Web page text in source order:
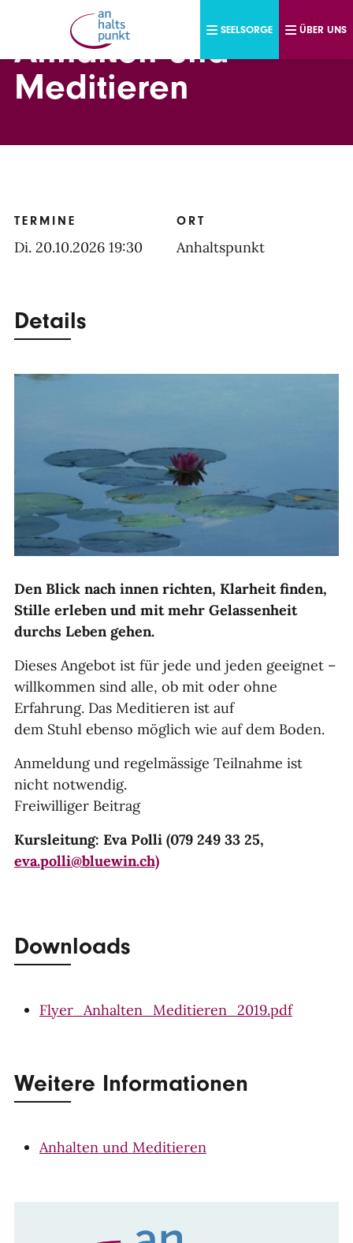
Direkt zum Inhalt
SEELSORGE ÜBER UNS
Anhalten und
Meditieren
TERMINE
Di. 20.10.2026 19:30
ORT
Anhaltspunkt
Details
Den Blick nach innen richten, Klarheit finden,
Stille erleben und mit mehr Gelassenheit
durchs Leben gehen.
Dieses Angebot ist für jede und jeden geeignet –
willkommen sind alle, ob mit oder ohne
Erfahrung. Das Meditieren ist auf
dem Stuhl ebenso möglich wie auf dem Boden.
Anmeldung und regelmässige Teilnahme ist
nicht notwendig.
Freiwilliger Beitrag
Kursleitung: Eva Polli (079 249 33 25,
eva.polli@bluewin.ch)
Downloads
Flyer_Anhalten_Meditieren_2019.pdf
Weitere Informationen
Anhalten und Meditieren